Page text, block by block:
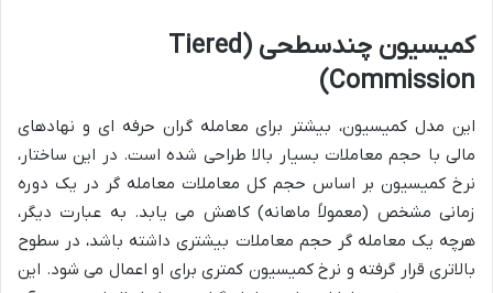
کمیسیون چندسطحی (Tiered
Commission)
این مدل کمیسیون، بیشتر برای معامله گران حرفه ای و نهادهای
مالی با حجم معاملات بسیار بالا طراحی شده است. در این ساختار،
نرخ کمیسیون بر اساس حجم کل معاملات معامله گر در یک دوره
زمانی مشخص (معمولاً ماهانه) کاهش می یابد. به عبارت دیگر،
هرچه یک معامله گر حجم معاملات بیشتری داشته باشد، در سطوح
بالاتری قرار گرفته و نرخ کمیسیون کمتری برای او اعمال می شود. این